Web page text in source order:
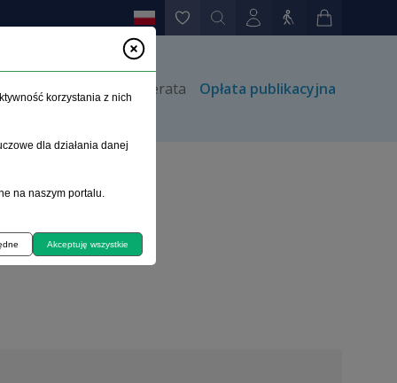
Kontakt Prenumerata Opłata publikacyjna
korzystania z nich
dla działania danej
na naszym portalu.
Akceptuję wszystkie